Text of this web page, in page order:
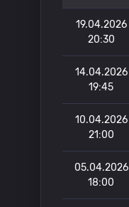
19.04.2026
20:30
14.04.2026
19:45
10.04.2026
21:00
05.04.2026
18:00